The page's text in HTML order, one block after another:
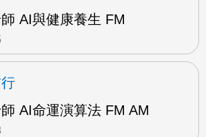
AI與健康養生 FM
AI命運演算法 FM AM